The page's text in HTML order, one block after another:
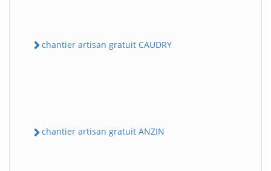
chantier artisan gratuit CAUDRY
chantier artisan gratuit ANZIN